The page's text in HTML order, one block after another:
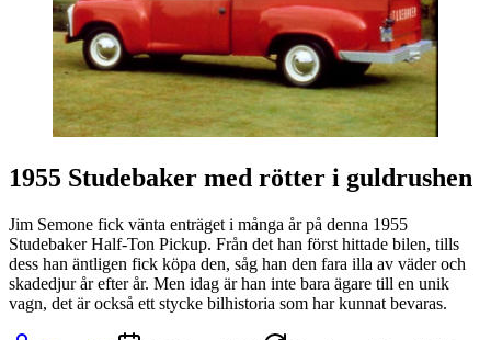
1955 Studebaker med rötter i guldrushen
Jim Semone fick vänta enträget i många år på denna 1955
Studebaker Half-Ton Pickup. Från det han först hittade bilen, tills
dess han äntligen fick köpa den, såg han den fara illa av väder och
skadedjur år efter år. Men idag är han inte bara ägare till en unik
vagn, det är också ett stycke bilhistoria som har kunnat bevaras.